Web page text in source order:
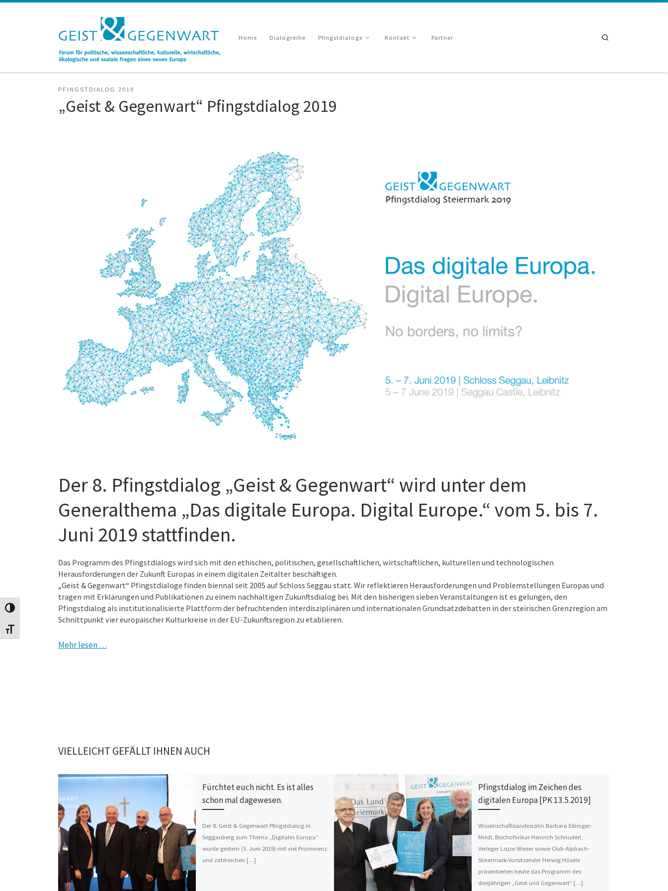
Toggle High Contrast
Toggle Font size
Home Dialogreihe Pfingstdialoge Kontakt Partner
PFINGSTDIALOG 2019
„Geist & Gegenwart“ Pfingstdialog 2019
Der 8. Pfingstdialog „Geist & Gegenwart“ wird unter dem
Generalthema „Das digitale Europa. Digital Europe.“ vom 5. bis 7.
Juni 2019 stattfinden.
Das Programm des Pfingstdialogs wird sich mit den ethischen, politischen, gesellschaftlichen, wirtschaftlichen, kulturellen und technologischen
Herausforderungen der Zukunft Europas in einem digitalen Zeitalter beschäftigen.
„Geist & Gegenwart“ Pfingstdialoge finden biennal seit 2005 auf Schloss Seggau statt. Wir reflektieren Herausforderungen und Problemstellungen Europas und
tragen mit Erklärungen und Publikationen zu einem nachhaltigen Zukunftsdialog bei. Mit den bisherigen sieben Veranstaltungen ist es gelungen, den
Pfingstdialog als institutionalisierte Plattform der befruchtenden interdisziplinären und internationalen Grundsatzdebatten in der steirischen Grenzregion am
Schnittpunkt vier europäischer Kulturkreise in der EU-Zukunftsregion zu etablieren.
Mehr lesen …
VIELLEICHT GEFÄLLT IHNEN AUCH
Fürchtet euch nicht. Es ist alles
schon mal dagewesen.
Der 8. Geist & Gegenwart Pfingstdialog in
Seggauberg zum Thema „Digitales Europa“
wurde gestern (5. Juni 2019) mit viel Prominenz
und zahlreichen […]
Pfingstdialog im Zeichen des
digitalen Europa [PK 13.5.2019]
Wissenschaftslandesrätin Barbara Eibinger-
Miedl, Bischofsvikar Heinrich Schnuderl,
Verleger Lojze Wieser sowie Club-Alpbach-
Steiermark-Vorsitzender Herwig Hösele
präsentierten heute das Programm des
diesjährigen „Geist und Gegenwart“ […]